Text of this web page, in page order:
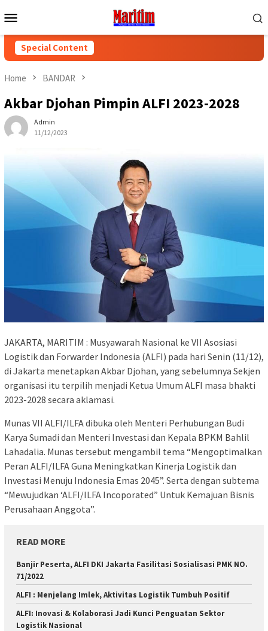
to
Menu
Special Content
Home BANDAR
Akbar Djohan Pimpin ALFI 2023-2028
Admin
11/12/2023
JAKARTA, MARITIM : Musyawarah Nasional ke VII Asosiasi
Logistik dan Forwarder Indonesia (ALFI) pada hari Senin (11/12),
di Jakarta menetapkan Akbar Djohan, yang sebelumnya Sekjen
organisasi itu terpilih menjadi Ketua Umum ALFI masa bhakti
2023-2028 secara aklamasi.
Munas VII ALFI/ILFA dibuka oleh Menteri Perhubungan Budi
Karya Sumadi dan Menteri Investasi dan Kepala BPKM Bahlil
Lahadalia. Munas tersebut mengambil tema “Mengoptimalkan
Peran ALFI/ILFA Guna Meningkatkan Kinerja Logistik dan
Investasi Menuju Indonesia Emas 2045”. Serta dengan subtema
“Mewujudkan ‘ALFI/ILFA Incoporated” Untuk Kemajuan Bisnis
Perusahaan Anggota”.
READ MORE
Banjir Peserta, ALFI DKI Jakarta Fasilitasi Sosialisasi PMK NO.
71/2022
ALFI : Menjelang Imlek, Aktivitas Logistik Tumbuh Positif
ALFI: Inovasi & Kolaborasi Jadi Kunci Penguatan Sektor
Logistik Nasional